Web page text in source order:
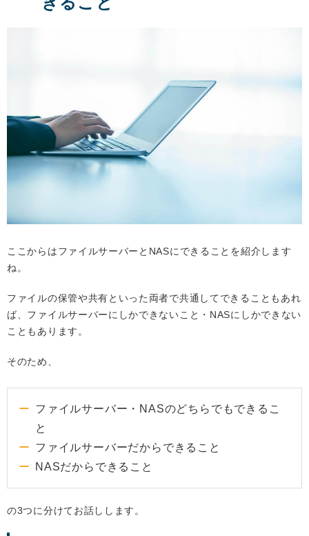
ここからはファイルサーバーとNASにできることを紹介します
ね。
ファイルの保管や共有といった両者で共通してできることもあれ
ば、ファイルサーバーにしかできないこと・NASにしかできない
こともあります。
そのため、
ファイルサーバー・NASのどちらでもできるこ
と
ファイルサーバーだからできること
NASだからできること
の3つに分けてお話しします。